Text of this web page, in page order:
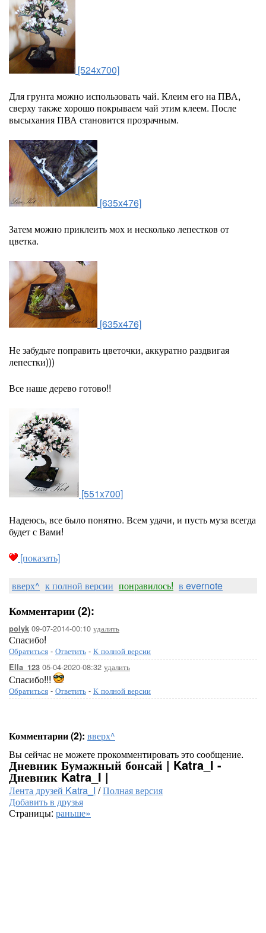
[524x700]
Для грунта можно использовать чай. Клеим его на ПВА,
сверху также хорошо покрываем чай этим клеем. После
высыхания ПВА становится прозрачным.
[635x476]
Затем можно приклеить мох и несколько лепестков от
цветка.
[635x476]
Не забудьте поправить цветочки, аккуратно раздвигая
лепестки)))
Все наше дерево готово!!
[551x700]
Надеюсь, все было понятно. Всем удачи, и пусть муза всегда
будет с Вами!
[показать]
вверх^ к полной версии понравилось! в evernote
Комментарии (2):
polyk 09-07-2014-00:10 удалить
Спасибо!
Обратиться - Ответить - К полной версии
Ella_123 05-04-2020-08:32 удалить
Спасибо!!!
Обратиться - Ответить - К полной версии
Комментарии (2): вверх^
Вы сейчас не можете прокомментировать это сообщение.
Дневник Бумажный бонсай | Katra_I -
Дневник Katra_I |
Лента друзей Katra_I /Полная версия
Добавить в друзья
Страницы: раньше»